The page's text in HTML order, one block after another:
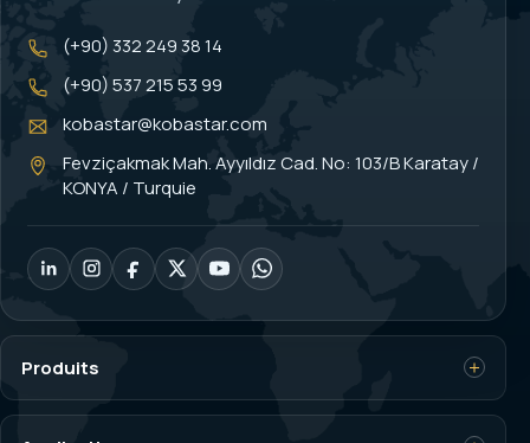
(+90) 332 249 38 14
(+90) 537 215 53 99
kobastar@kobastar.com
Fevziçakmak Mah. Ayyıldız Cad. No: 103/B Karatay /
KONYA / Turquie
Produits
Capteurs de charge